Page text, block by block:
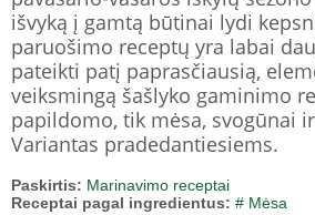
išvyką į gamtą būtinai lydi
paruošimo receptų yra labai
pateikti patį paprasčiausią,
veiksmingą šašlyko gaminimo
papildomo, tik mėsa, svogūnai
Variantas pradedantiesiems.
Paskirtis: Marinavimo receptai
Receptai pagal ingredientus: # Mėsa